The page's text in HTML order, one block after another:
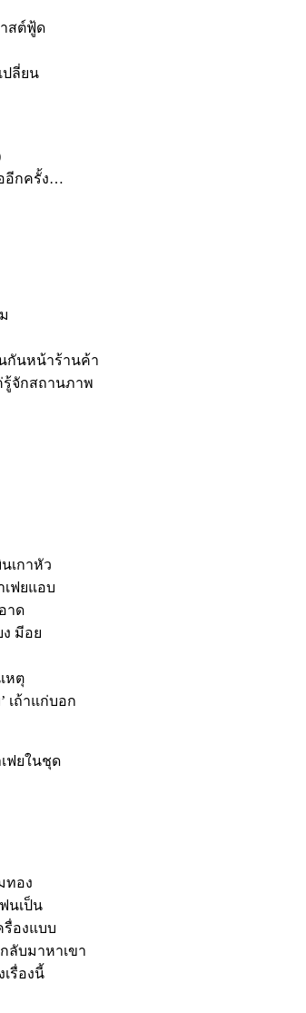
าสต์ฟู้ด
ปลี่ยน
ออีกครั้ง…
กันหน้าร้านค้า
รู้จักสถานภาพ
เกาหัว
เฟยแอบ
าด
ง มีอย
หตุ
เถ้าแก่บอก
ฟยในชุด
ทอง
นเป็น
รื่องแบบ
ลับมาหาเขา
รื่องนี้